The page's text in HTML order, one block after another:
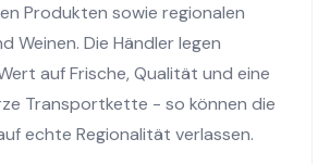
Produkten sowie regionalen
Weinen. Die Händler legen
auf Frische, Qualität und eine
Transportkette - so können die
echte Regionalität verlassen.